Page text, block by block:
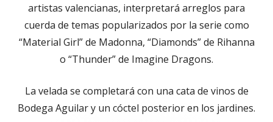
artistas valencianas, interpretará arreglos para
cuerda de temas popularizados por la serie como
“Material Girl” de Madonna, “Diamonds” de Rihanna
o “Thunder” de Imagine Dragons.
La velada se completará con una cata de vinos de
Bodega Aguilar y un cóctel posterior en los jardines.